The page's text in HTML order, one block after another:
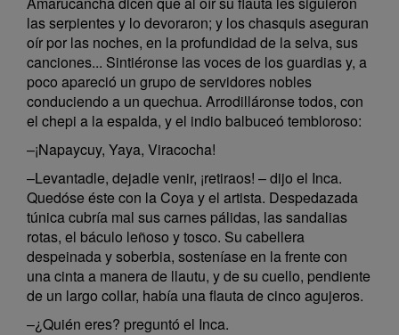
las serpientes y lo devoraron; y los chasquis aseguran
oír por las noches, en la profundidad de la selva, sus
canciones... Sintiéronse las voces de los guardias y, a
poco apareció un grupo de servidores nobles
conduciendo a un quechua. Arrodilláronse todos, con
el chepi a la espalda, y el indio balbuceó tembloroso:
–¡Napaycuy, Yaya, Viracocha!
–Levantadle, dejadle venir, ¡retiraos! – dijo el Inca.
Quedóse éste con la Coya y el artista. Despedazada
túnica cubría mal sus carnes pálidas, las sandalias
rotas, el báculo leñoso y tosco. Su cabellera
despeinada y soberbia, sosteníase en la frente con
una cinta a manera de llautu, y de su cuello, pendiente
de un largo collar, había una flauta de cinco agujeros.
–¿Quién eres? preguntó el Inca.